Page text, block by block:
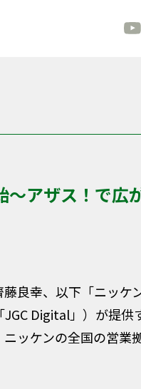
アザス！で広
良幸、以下「ニッケ
Digital」）が提供
ッケンの全国の営業